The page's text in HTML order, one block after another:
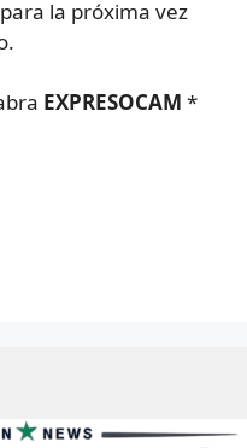
la próxima vez
EXPRESOCAM *